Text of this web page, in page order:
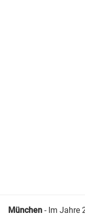
München - Im Jahre